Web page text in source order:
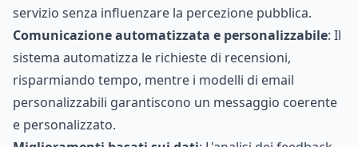
servizio senza influenzare la percezione pubblica.
Comunicazione automatizzata e personalizzabile: Il
sistema automatizza le richieste di recensioni,
risparmiando tempo, mentre i modelli di email
personalizzabili garantiscono un messaggio coerente
e personalizzato.